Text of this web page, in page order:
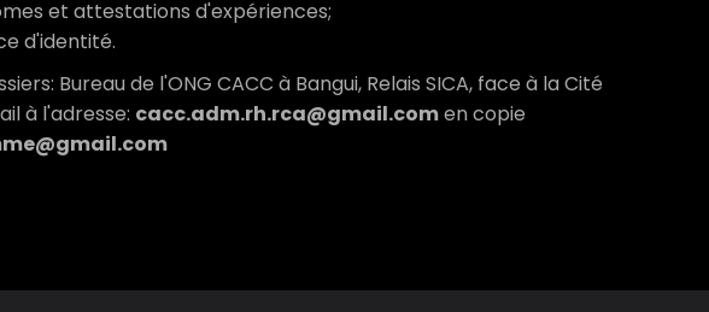
et attestations d'expériences;
d'identité.
Bureau de l'ONG CACC à Bangui, Relais SICA, face à la Cité
à l'adresse: cacc.adm.rh.rca@gmail.comen copie